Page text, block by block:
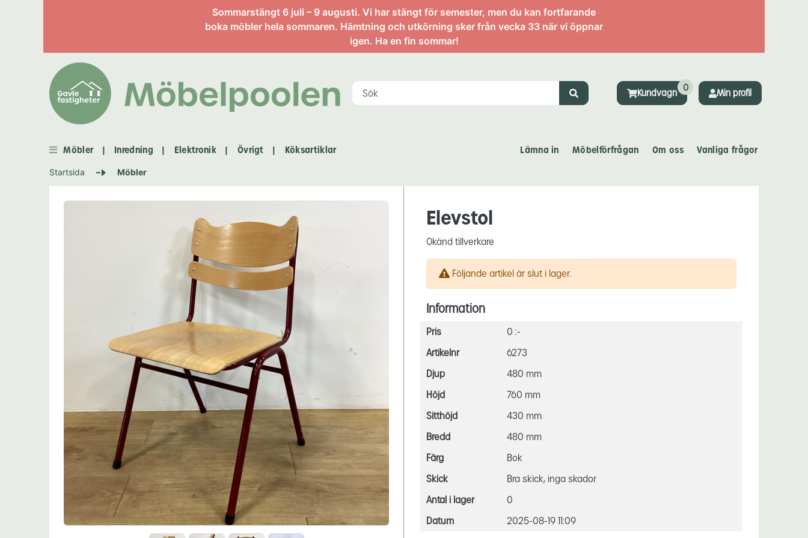
Sommarstängt 6 juli – 9 augusti. Vi har stängt för semester, men du kan fortfarande
boka möbler hela sommaren. Hämtning och utkörning sker från vecka 33 när vi öppnar
igen. Ha en fin sommar!
Kundvagn
0
Min profil
Möbler | Inredning | Elektronik | Övrigt | Köksartiklar Lämna in Möbelförfrågan Om oss Vanliga frågor
Startsida Möbler
Information om enskild artikel
Elevstol
Okänd tillverkare
Följande artikel är slut i lager.
Information
Pris
0 :-
Artikelnr
6273
Djup
480 mm
Höjd
760 mm
Sitthöjd
430 mm
Bredd
480 mm
Färg
Bok
Skick
Bra skick, inga skador
Antal i lager
0
Datum
2025-08-19 11:09